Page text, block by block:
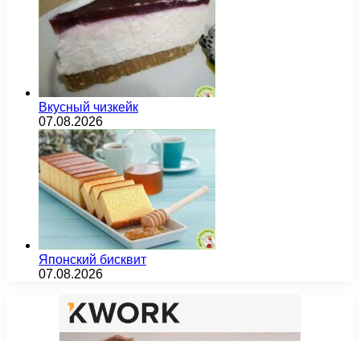
Вкусный чизкейк
07.08.2026
Японский бисквит
07.08.2026